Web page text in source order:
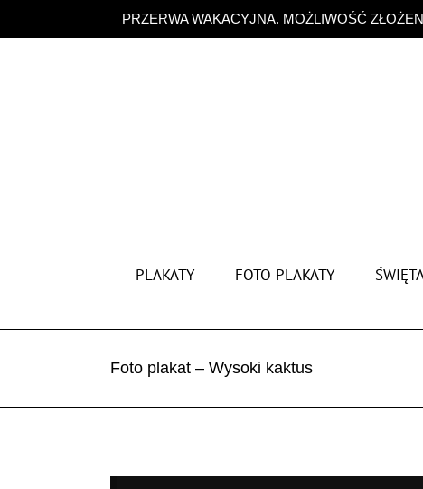
PRZERWA WAKACYJNA. MOŻLIWOŚĆ
zawartości
PLAKATY FOTO PLAKATY
Foto plakat – Wysoki kaktus